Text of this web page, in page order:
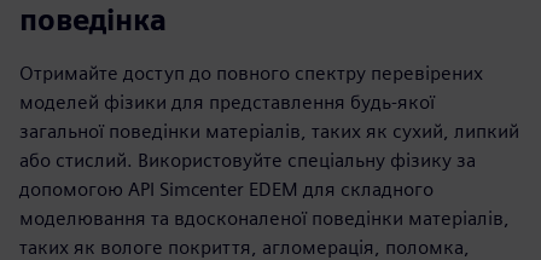
поведінка
Отримайте доступ до повного спектру перевірених
моделей фізики для представлення будь-якої
загальної поведінки матеріалів, таких як сухий, липкий
або стислий. Використовуйте спеціальну фізику за
допомогою API Simcenter EDEM для складного
моделювання та вдосконаленої поведінки матеріалів,
таких як вологе покриття, агломерація, поломка,